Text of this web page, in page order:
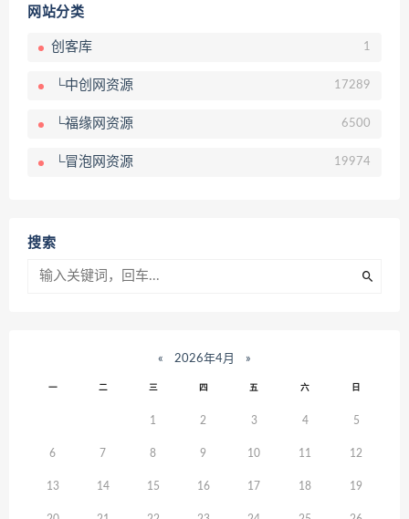
网站分类
创客库 1
└中创网资源 17289
└福缘网资源 6500
└冒泡网资源 19974
搜索
« 2026年4月 »
一 二 三 四 五 六 日
1 2 3 4 5
6 7 8 9 10 11 12
13 14 15 16 17 18 19